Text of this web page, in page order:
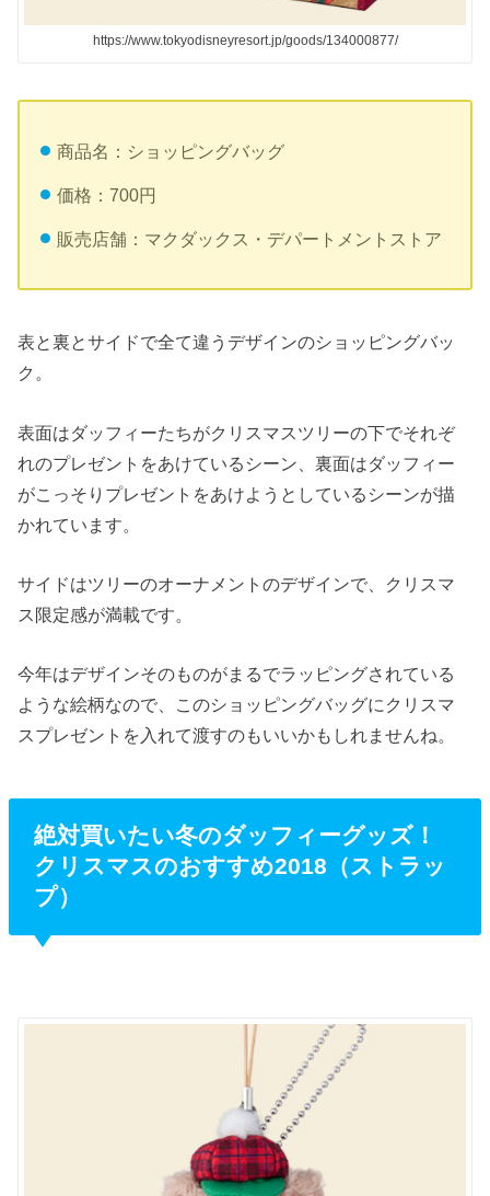
https://www.tokyodisneyresort.jp/goods/134000877/
商品名：ショッピングバッグ
価格：700円
販売店舗：マクダックス・デパートメントストア
表と裏とサイドで全て違うデザインのショッピングバッ
ク。
表面はダッフィーたちがクリスマスツリーの下でそれぞ
れのプレゼントをあけているシーン、裏面はダッフィー
がこっそりプレゼントをあけようとしているシーンが描
かれています。
サイドはツリーのオーナメントのデザインで、クリスマ
ス限定感が満載です。
今年はデザインそのものがまるでラッピングされている
ような絵柄なので、このショッピングバッグにクリスマ
スプレゼントを入れて渡すのもいいかもしれませんね。
絶対買いたい冬のダッフィーグッズ！
クリスマスのおすすめ2018（ストラッ
プ）